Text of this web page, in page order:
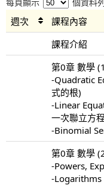
週次 課程內容
課程介紹
第0章 數學
-Quadratic
式的根)
-Linear
一次聯立方
-Binomial
第0章 數學
-Powers,
-Logarithms